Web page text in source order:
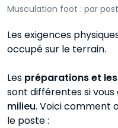
Musculation foot : par
Les exigences
occupé sur le terrain.
Les préparations et
sont différentes si vous
milieu. Voici comment
le poste :